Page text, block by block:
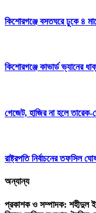
কিশোরগঞ্জে বসতঘরে ঢুকে ৪
কিশোরগঞ্জে কাভার্ড ভ্যানের
গেজেট, হাজির না হলে তারেক-
রাষ্ট্রপতি নির্বাচনের তফসিল
অন্যান্য
প্রকাশক ও সম্পাদক: শহীদুল